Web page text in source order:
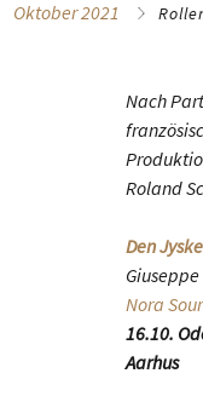
Oktober 2021
Nach
Roland
Den
Nora
16.10.
Aarhus